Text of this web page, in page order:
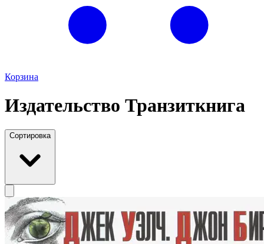
Корзина
Издательство Транзиткнига
Сортировка